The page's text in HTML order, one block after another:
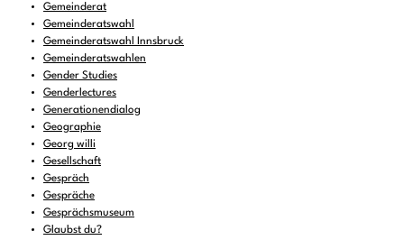
Gemeinderat
Gemeinderatswahl
Gemeinderatswahl Innsbruck
Gemeinderatswahlen
Gender Studies
Genderlectures
Generationendialog
Geographie
Georg willi
Gesellschaft
Gespräch
Gespräche
Gesprächsmuseum
Glaubst du?